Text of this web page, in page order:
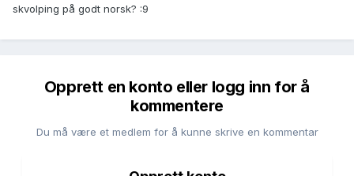
skvolping på godt norsk? :9
Opprett en konto eller logg inn for å
kommentere
Du må være et medlem for å kunne skrive en kommentar